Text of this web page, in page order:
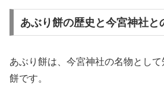
あぶり餅の歴史と今宮神社と
あぶり餅は、今宮神社の名物とし
餅です。